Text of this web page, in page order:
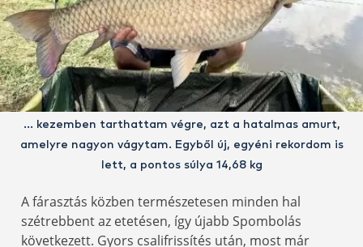
… kezemben tarthattam végre, azt a hatalmas amurt,
amelyre nagyon vágytam. Egyből új, egyéni rekordom is
lett, a pontos súlya 14,68 kg
A fárasztás közben természetesen minden hal
szétrebbent az etetésen, így újabb Spombolás
következett. Gyors csalifrissítés után, most már